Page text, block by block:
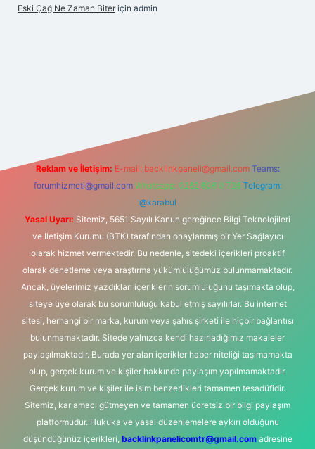
Eski Çağ Ne Zaman Biter için admin
Reklam ve İletişim: E-mail: backlinkpaneli@gmail.com Teams:
forumhizmeti@gmail.com Whatsapp: 0262 606 0 726 Telegram:
@karabul
Yasal Uyarı: Sitemiz, 5651 Sayılı Kanun gereğince Bilgi Teknolojileri
ve İletişim Kurumu (BTK) tarafından onaylanmış bir Yer Sağlayıcı
olarak hizmet vermektedir. Bu nedenle, sitedeki içerikleri proaktif
olarak denetleme veya araştırma yükümlülüğümüz bulunmamaktadır.
Ancak, üyelerimiz yazdıkları içeriklerin sorumluluğunu taşımakta olup,
siteye üye olarak bu sorumluluğu kabul etmiş sayılırlar. Bu internet
sitesi, herhangi bir marka, kurum veya şahıs şirketi ile hiçbir bağlantısı
bulunmamaktadır. Sitede yalnızca kendi hazırladığımız makaleler
paylaşılmaktadır. Burada yer alan içerikler haber niteliği taşımamakta
olup, gerçek kurum ve kişiler hakkında paylaşım yapılmamaktadır.
Gerçek kurum ve kişiler ile isim benzerlikleri tamamen tesadüfidir.
Sitemiz, kar amacı gütmeyen ve tamamen ücretsiz bir bilgi paylaşım
platformudur. Hukuka ve yasal düzenlemelere aykırı olduğunu
düşündüğünüz içerikleri, backlinkpanelicomtr@gmail.comadresine